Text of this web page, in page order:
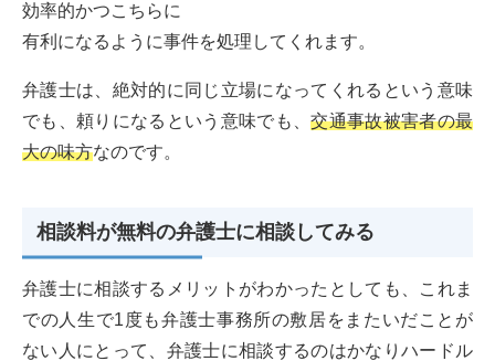
効率的かつこちらに
有利になるように事件を処理してくれます。
弁護士は、絶対的に同じ立場になってくれるという意味
でも、頼りになるという意味でも、交通事故被害者の最
大の味方なのです。
相談料が無料の弁護士に相談してみる
弁護士に相談するメリットがわかったとしても、これま
での人生で1度も弁護士事務所の敷居をまたいだことが
ない人にとって、弁護士に相談するのはかなりハードル